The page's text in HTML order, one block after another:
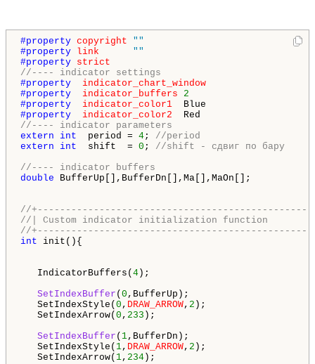
#property copyright
""
#property link
""
#property strict
//---- indicator settings
#property indicator_chart_window
#property indicator_buffers
2
#property indicator_color1
#property indicator_color2
//---- indicator parameters
extern
int period = 4; //period
extern
int shift  = 0 ; //shift - сдвиг по бару
//---- indicator buffers
double BufferUp[],BufferDn[],Ma[],MaOn[];
//
//| Custom indicator initialization function
//
int init(){
IndicatorBuffers( 4 );
SetIndexBuffer ( 0 ,BufferUp);
SetIndexStyle( 0 , DRAW_ARROW, 2 );
SetIndexArrow( 0 , 233 );
SetIndexBuffer ( 1,BufferDn);
SetIndexStyle( 1, DRAW_ARROW, 2 );
SetIndexArrow( 1, 234 );